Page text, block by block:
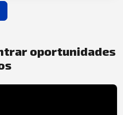
oportunidades